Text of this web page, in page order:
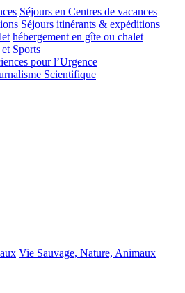
Séjours en Centres de vacances
Séjours itinérants & expéditions
hébergement en gîte ou chalet
et Sports
pour l’Urgence
Scientifique
Vie Sauvage, Nature, Animaux